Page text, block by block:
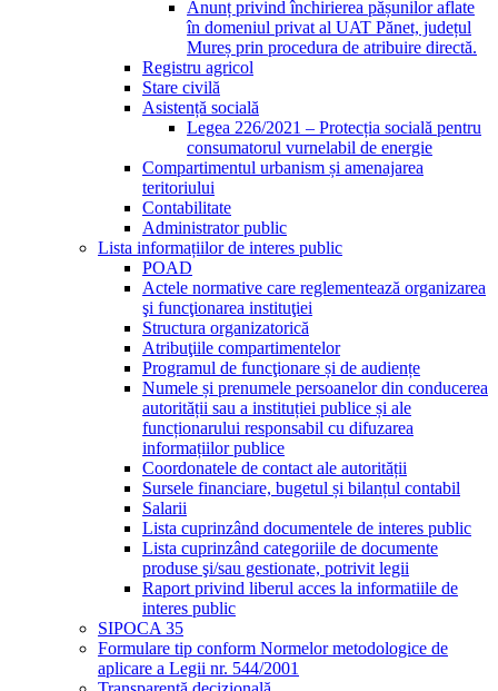
Anunț privind închirierea pășunilor aflate
în domeniul privat al UAT Pănet, județul
Mureș prin procedura de atribuire directă.
Registru agricol
Stare civilă
Asistență socială
Legea 226/2021 – Protecția socială pentru
consumatorul vurnelabil de energie
Compartimentul urbanism și amenajarea
teritoriului
Contabilitate
Administrator public
Lista informațiilor de interes public
POAD
Actele normative care reglementează organizarea
şi funcţionarea instituţiei
Structura organizatorică
Atribuţiile compartimentelor
Programul de funcţionare și de audiențe
Numele și prenumele persoanelor din conducerea
autorității sau a instituției publice și ale
funcționarului responsabil cu difuzarea
informațiilor publice
Coordonatele de contact ale autorității
Sursele financiare, bugetul și bilanțul contabil
Salarii
Lista cuprinzând documentele de interes public
Lista cuprinzând categoriile de documente
produse şi/sau gestionate, potrivit legii
Raport privind liberul acces la informatiile de
interes public
SIPOCA 35
Formulare tip conform Normelor metodologice de
aplicare a Legii nr. 544/2001